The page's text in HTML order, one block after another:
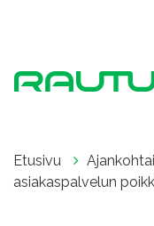
Etusivu
asiakaspalvelun